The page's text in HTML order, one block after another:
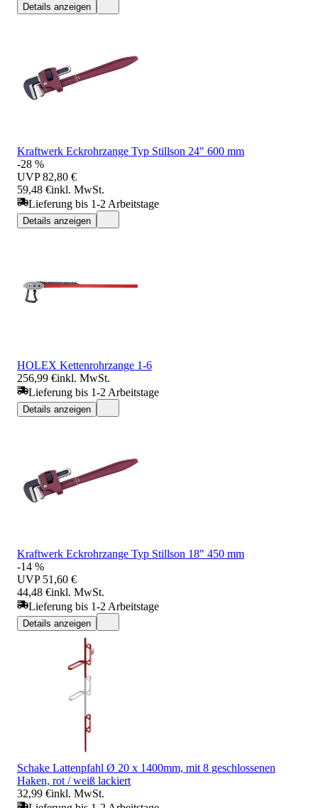
Details anzeigen
Kraftwerk Eckrohrzange Typ Stillson 24" 600 mm
-28 %
UVP 82,80 €
59,48 €inkl. MwSt.
Lieferung bis 1-2 Arbeitstage
Details anzeigen
HOLEX Kettenrohrzange 1-6
256,99 €inkl. MwSt.
Lieferung bis 1-2 Arbeitstage
Details anzeigen
Kraftwerk Eckrohrzange Typ Stillson 18" 450 mm
-14 %
UVP 51,60 €
44,48 €inkl. MwSt.
Lieferung bis 1-2 Arbeitstage
Details anzeigen
Schake Lattenpfahl Ø 20 x 1400mm, mit 8 geschlossenen
Haken, rot / weiß lackiert
32,99 €inkl. MwSt.